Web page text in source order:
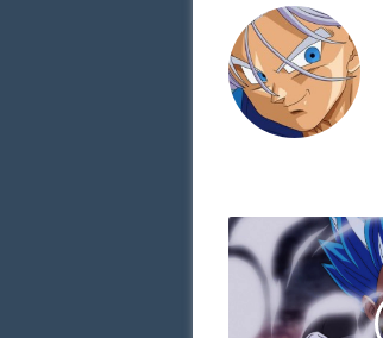
Super
Dragon
Heroes
episodio